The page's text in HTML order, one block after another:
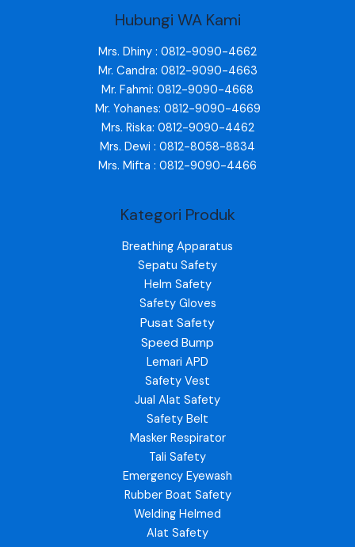
Hubungi WA Kami
Mrs. Dhiny : 0812-9090-4662
Mr. Candra: 0812-9090-4663
Mr. Fahmi: 0812-9090-4668
Mr. Yohanes: 0812-9090-4669
Mrs. Riska: 0812-9090-4462
Mrs. Dewi : 0812-8058-8834
Mrs. Mifta : 0812-9090-4466
Kategori Produk
Breathing Apparatus
Sepatu Safety
Helm Safety
Safety Gloves
Pusat Safety
Speed Bump
Lemari APD
Safety Vest
Jual Alat Safety
Safety Belt
Masker Respirator
Tali Safety
Emergency Eyewash
Rubber Boat Safety
Welding Helmed
Alat Safety